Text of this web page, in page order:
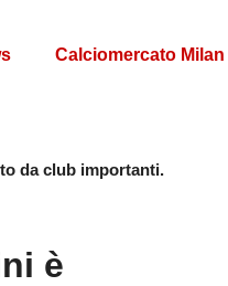
Calciomercato Milan
da club importanti.
è